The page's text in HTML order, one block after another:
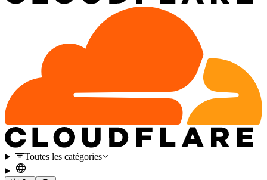
Toutes les catégories